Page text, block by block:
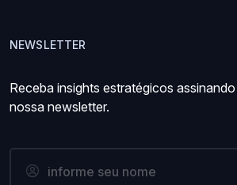
NEWSLETTER
Receba insights estratégicos assinando
nossa newsletter.